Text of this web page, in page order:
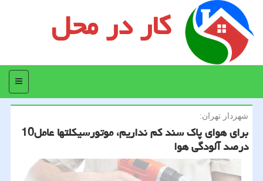
کار در محل
منو
شهردار تهران:
برای هوای پاك سند كم نداریم، موتورسیكلتها عامل10
درصد آلودگی هوا